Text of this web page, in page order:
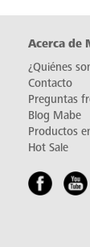
Acerca de
¿Quiénes
Contacto
Preguntas
Blog Mabe
Productos
Hot Sale